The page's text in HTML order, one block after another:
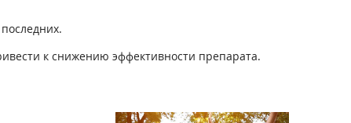
к снижению эффективности препарата.